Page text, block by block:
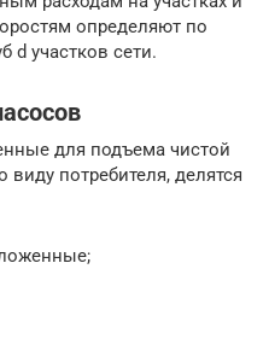
определяют по
d участков сети.
для подъема чистой
потребителя, делятся